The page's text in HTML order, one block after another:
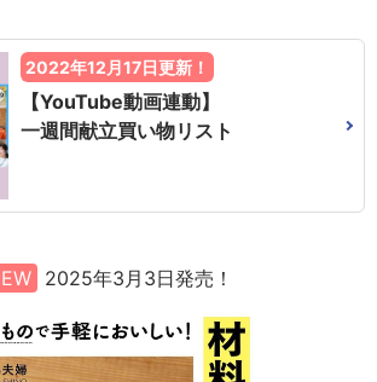
2022年12月17日更新！
【YouTube動画連動】
一週間献立買い物リスト
2025年3月3日発売！